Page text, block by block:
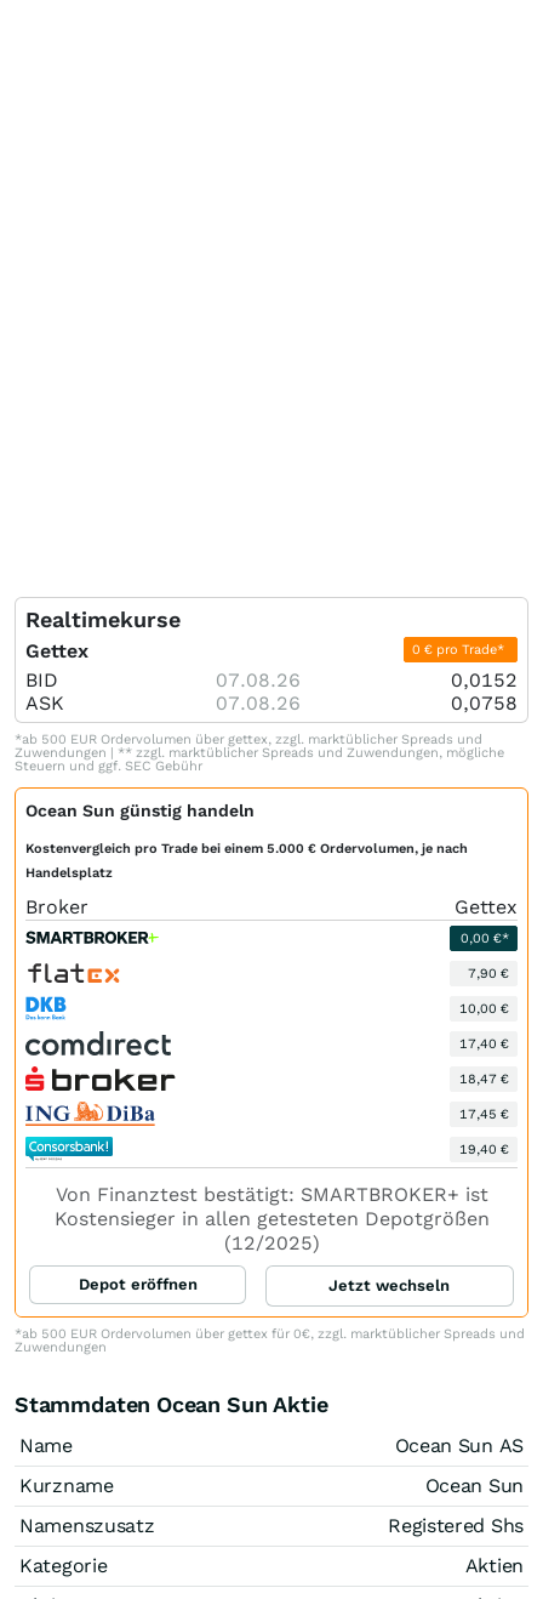
Realtimekurse
Gettex 0 € pro Trade*
BID 07.08.26
0,0152
ASK
07.08.26 0,0758
*ab 500 EUR Ordervolumen über gettex, zzgl. marktüblicher Spreads und
Zuwendungen | ** zzgl. marktüblicher Spreads und Zuwendungen, mögliche
Steuern und ggf. SEC Gebühr
Ocean Sun günstig handeln
Kostenvergleich pro Trade bei einem 5.000 € Ordervolumen, je nach
Handelsplatz
Broker Gettex
0,00 €*
7,90 €
10,00 €
17,40 €
18,47 €
17,45 €
19,40 €
Von Finanztest bestätigt: SMARTBROKER+ ist
Kostensieger in allen getesteten Depotgrößen
(12/2025)
Depot eröffnen Jetzt wechseln
*ab 500 EUR Ordervolumen über gettex für 0€, zzgl. marktüblicher Spreads und
Zuwendungen
Stammdaten Ocean Sun Aktie
Name
Ocean Sun AS
Kurzname
Ocean Sun
Namenszusatz
Registered Shs
Kategorie
Aktien